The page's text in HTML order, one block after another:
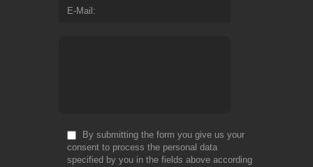
E-Mail
By submitting the form you give us your
consent to process the personal data
specified by you in the fields above according